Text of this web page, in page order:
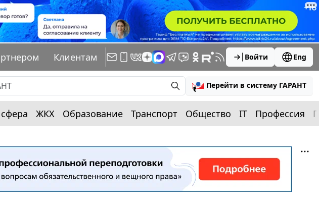
Клиентам Войти Eng
Перейти в систему ГАРАНТ
ЖКХ Образование Транспорт Общество IT Профессия